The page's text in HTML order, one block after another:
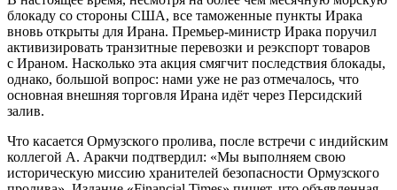
блокаду со стороны США, все таможенные пункты Ирака
вновь открыты для Ирана. Премьер-министр Ирака поручил
активизировать транзитные перевозки и реэкспорт товаров
с Ираном. Насколько эта акция смягчит последствия блокады,
однако, большой вопрос: нами уже не раз отмечалось, что
основная внешняя торговля Ирана идёт через Персидский
залив.
Что касается Ормузского пролива, после встречи с индийским
коллегой А. Аракчи подтвердил: «Мы выполняем свою
историческую миссию хранителей безопасности Ормузского